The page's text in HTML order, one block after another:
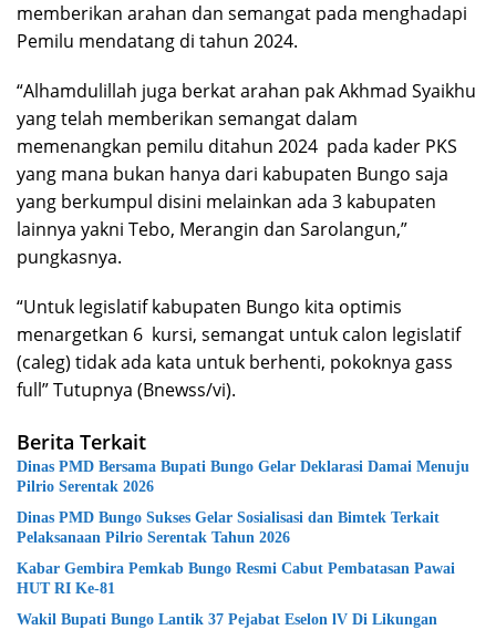
memberikan arahan dan semangat pada menghadapi
Pemilu mendatang di tahun 2024.
“Alhamdulillah juga berkat arahan pak Akhmad Syaikhu
yang telah memberikan semangat dalam
memenangkan pemilu ditahun 2024 pada kader PKS
yang mana bukan hanya dari kabupaten Bungo saja
yang berkumpul disini melainkan ada 3 kabupaten
lainnya yakni Tebo, Merangin dan Sarolangun,”
pungkasnya.
“Untuk legislatif kabupaten Bungo kita optimis
menargetkan 6 kursi, semangat untuk calon legislatif
(caleg) tidak ada kata untuk berhenti, pokoknya gass
full” Tutupnya (Bnewss/vi).
Berita Terkait
Dinas PMD Bersama Bupati Bungo Gelar Deklarasi Damai Menuju
Pilrio Serentak 2026
Dinas PMD Bungo Sukses Gelar Sosialisasi dan Bimtek Terkait
Pelaksanaan Pilrio Serentak Tahun 2026
Kabar Gembira Pemkab Bungo Resmi Cabut Pembatasan Pawai
HUT RI Ke-81
Wakil Bupati Bungo Lantik 37 Pejabat Eselon lV Di Likungan